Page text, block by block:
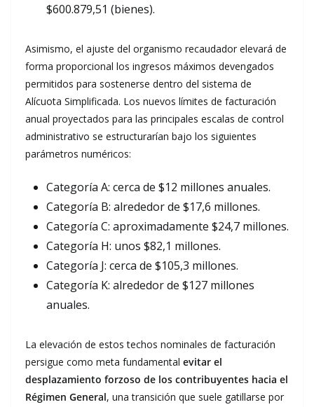
$600.879,51 (bienes).
Asimismo, el ajuste del organismo recaudador elevará de
forma proporcional los ingresos máximos devengados
permitidos para sostenerse dentro del sistema de
Alícuota Simplificada. Los nuevos límites de facturación
anual proyectados para las principales escalas de control
administrativo se estructurarían bajo los siguientes
parámetros numéricos:
Categoría A: cerca de $12 millones anuales.
Categoría B: alrededor de $17,6 millones.
Categoría C: aproximadamente $24,7 millones.
Categoría H: unos $82,1 millones.
Categoría J: cerca de $105,3 millones.
Categoría K: alrededor de $127 millones
anuales.
La elevación de estos techos nominales de facturación
persigue como meta fundamental evitar el
desplazamiento forzoso de los contribuyentes hacia el
Régimen General, una transición que suele gatillarse por